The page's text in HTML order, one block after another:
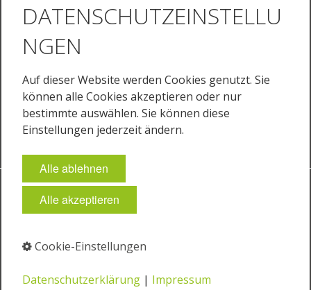
Ihr Weg zu uns
Sprache
English
English (US)
Français
Impressum Datenschutz
⁣ ⁣
DATENSCHUTZEINSTELLU
NGEN
Auf dieser Website werden Cookies genutzt. Sie
können alle Cookies akzeptieren oder nur
bestimmte auswählen. Sie können diese
Einstellungen jederzeit ändern.
Alle ablehnen
Alle akzeptieren
Cookie-Einstellungen
Datenschutzerklärung | Impressum